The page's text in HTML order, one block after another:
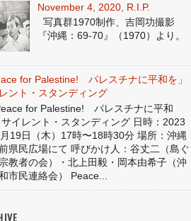
November 4, 2020, R.I.P.
写真群1970制作、吉岡功撮影
『沖縄：69-70』（1970）より。
for Palestine! パレスチナに平和を」
ント・スタンディング
for Palestine! パレスチナに平和
イレント・スタンディング 日時：2023
19日（木）17時〜18時30分 場所：沖縄
県民広場にて 呼びかけ人：谷丈二（島ぐ
教者の会）・北上田毅・岡本由希子（沖
市民連絡会） Peace...